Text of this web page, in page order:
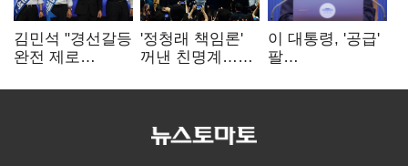
김민석 "경선갈등
완전 제로
"반명 공세
'정청래 책임론'
꺼낸 친명계…
추가투표 때리기
이 대통령, '공급'
팔
여 내부선